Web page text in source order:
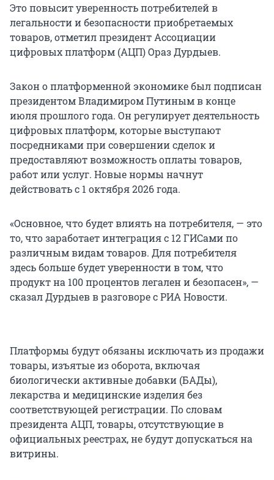
Это повысит уверенность потребителей в
легальности и безопасности приобретаемых
товаров, отметил президент Ассоциации
цифровых платформ (АЦП) Ораз Дурдыев.
Закон о платформенной экономике был подписан
президентом Владимиром Путиным в конце
июля прошлого года. Он регулирует деятельность
цифровых платформ, которые выступают
посредниками при совершении сделок и
предоставляют возможность оплаты товаров,
работ или услуг. Новые нормы начнут
действовать с 1 октября 2026 года.
«Основное, что будет влиять на потребителя, — это
то, что заработает интеграция с 12 ГИСами по
различным видам товаров. Для потребителя
здесь больше будет уверенности в том, что
продукт на 100 процентов легален и безопасен», —
сказал Дурдыев в разговоре с РИА Новости.
Платформы будут обязаны исключать из продажи
товары, изъятые из оборота, включая
биологически активные добавки (БАДы),
лекарства и медицинские изделия без
соответствующей регистрации. По словам
президента АЦП, товары, отсутствующие в
официальных реестрах, не будут допускаться на
витрины.